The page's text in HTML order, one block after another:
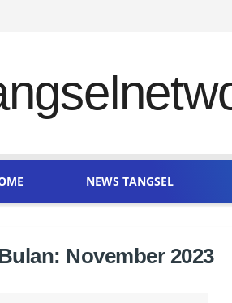
NEWS TANGSEL
November 2023